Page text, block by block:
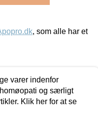
, som alle har et
varer indenfor
og særligt
Klik her for at se